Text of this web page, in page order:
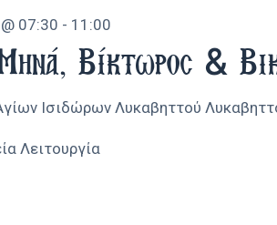
Βίκτωρος &
07:30 - 11:00
Ισιδώρων Λυκαβηττού
Λειτουργία